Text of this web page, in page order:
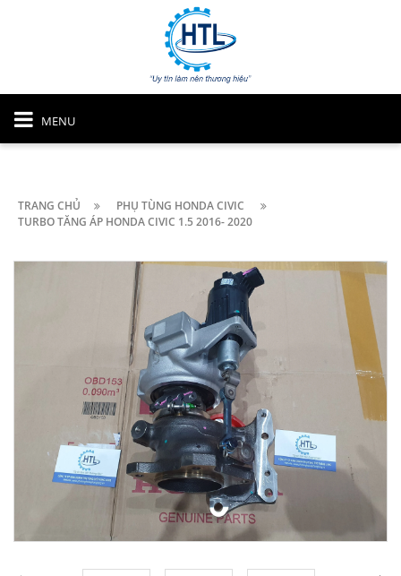
MENU
TRANG CHỦ
PHỤ TÙNG HONDA CIVIC
TURBO TĂNG ÁP HONDA CIVIC 1.5 2016- 2020